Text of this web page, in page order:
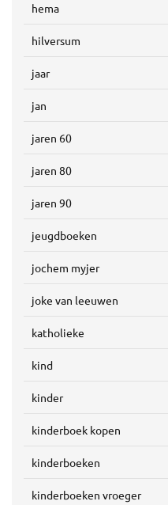
hema
hilversum
jaar
jan
jaren 60
jaren 80
jaren 90
jeugdboeken
jochem myjer
joke van leeuwen
katholieke
kind
kinder
kinderboek kopen
kinderboeken
kinderboeken vroeger